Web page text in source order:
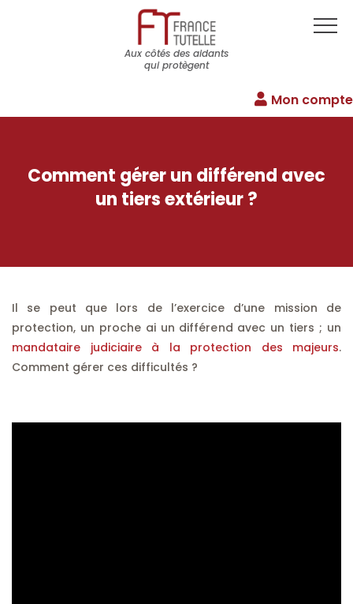
Aux côtés des aidants
qui protègent
Mon compte
Comment gérer un différend avec
un tiers extérieur ?
Il se peut que lors de l’exercice d’une mission de
protection, un proche ai un différend avec un tiers ; un
mandataire judiciaire à la protection des majeurs.
Comment gérer ces difficultés ?